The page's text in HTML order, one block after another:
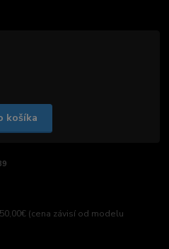
košíka
(cena závisí od modelu